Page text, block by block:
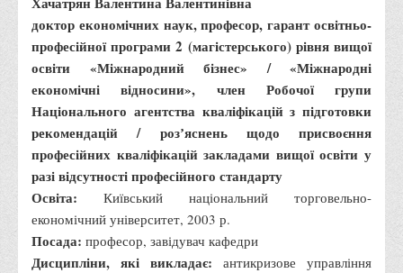
характеру
Правила безпечної поведінки учасників освітнього процесу в
умовах війни
Що можна і не можна знімати, показувати під час війни
Контакти державних та громадських організацій, які
допомагають тим, хто пережили сексуальне насильство,
пов'язане з конфліктом та їх родинам у Вінницькій області
10 точних фактів про наркотики. З’ясуй правду про
наркотики. Врятуй чиєсь життя
Контакти
доктор економічних наук, професор, гарант освітньо-
професійної програми 2 (магістерського) рівня вищої
освіти «Міжнародний бізнес» / «Міжнародні
економічні відносини», член Робочої групи
Національного агентства кваліфікацій з підготовки
рекомендацій / розʼяснень щодо присвоєння
професійних кваліфікацій закладами вищої освіти у
разі відсутності професійного стандарту
Освіта: Київський національний торговельно-
економічний університет, 2003 р.
Посада: професор, завідувач кафедри
Дисципліни, які викладає: антикризове управління